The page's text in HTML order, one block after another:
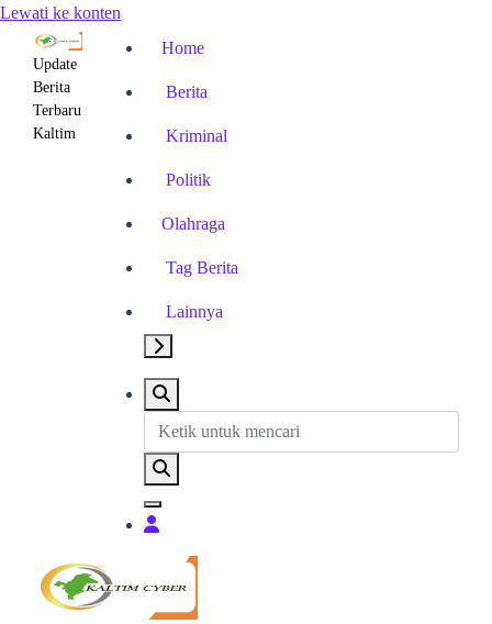
Lewati ke konten
Update
Berita
Terbaru
Kaltim
Home
Berita
Kriminal
Politik
Olahraga
Tag Berita
Lainnya